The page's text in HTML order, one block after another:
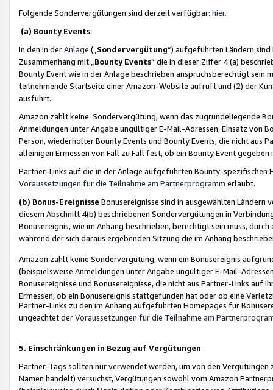
Folgende Sondervergütungen sind derzeit verfügbar: hier.
(a) Bounty Events
In den in derAnlage („ Sondervergütung“) aufgeführten Ländern
Zusammenhang mit „ Bounty Events“ die in dieser Ziffer 4 (a)
Bounty Event wie in der Anlage beschrieben anspruchsberechtigt sein
teilnehmende Startseite einer Amazon-Website aufruft und (2) der
ausführt.
Amazon zahlt keine Sondervergütung, wenn das zugrundeliegende
Anmeldungen unter Angabe ungültiger E-Mail-Adressen, Einsatz von
Person, wiederholter Bounty Events und Bounty Events, die nicht
alleinigen Ermessen von Fall zu Fall fest, ob ein Bounty Event
Partner-Links auf die in der Anlage aufgeführten Bounty-spezifischen
Voraussetzungen für die Teilnahme am Partnerprogramm erlaubt.
(b) Bonus-Ereignisse Bonusereignisse sind in ausgewählten Ländern
diesem Abschnitt 4(b) beschriebenen Sondervergütungen in
Bonusereignis, wie im Anhang beschrieben, berechtigt sein muss,
während der sich daraus ergebenden Sitzung die im Anhang
Amazon zahlt keine Sondervergütung, wenn ein Bonusereignis
(beispielsweise Anmeldungen unter Angabe ungültiger E-Mail-
Bonusereignisse und Bonusereignisse, die nicht aus Partner-Links auf
Ermessen, ob ein Bonusereignis stattgefunden hat oder ob eine
Partner-Links zu den im Anhang aufgeführten Homepages für
ungeachtet derVoraussetzungen für die Teilnahme am
5. Einschränkungen in Bezug auf Vergütungen
Partner-Tags sollten nur verwendet werden, um von den
Namen handelt) versuchst, Vergütungen sowohl vom Amazon